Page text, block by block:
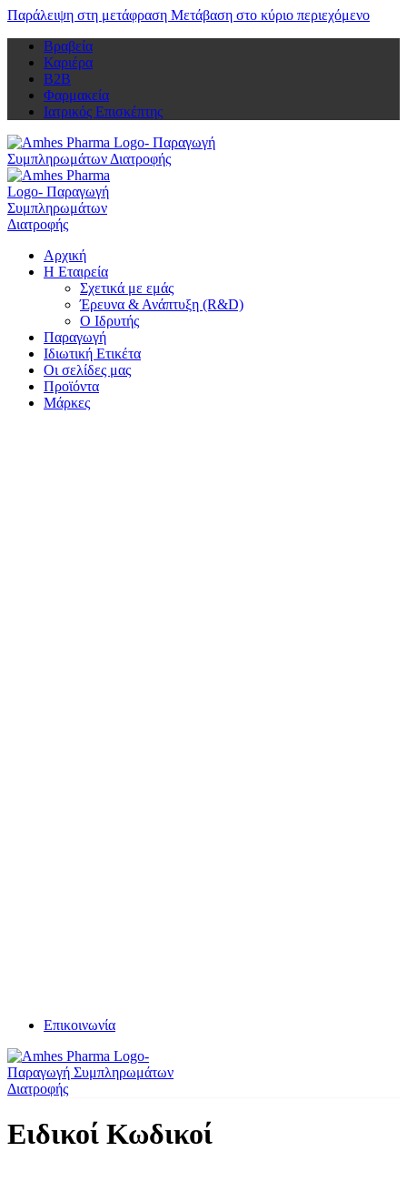
Παράλειψη στη μετάφραση Μετάβαση στο κύριο περιεχόμενο
Βραβεία
Καριέρα
Β2Β
Φαρμακεία
Ιατρικός Επισκέπτης
Αρχική
Η Εταιρεία
Σχετικά με εμάς
Έρευνα & Ανάπτυξη (R&D)
Ο Ιδρυτής
Παραγωγή
Ιδιωτική Ετικέτα
Οι σελίδες μας
Προϊόντα
Μάρκες
Επικοινωνία
Ειδικοί Κωδικοί